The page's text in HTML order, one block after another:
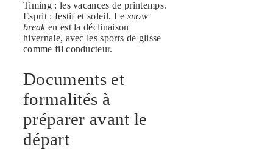
Timing : les vacances de printemps.
Esprit : festif et soleil. Le snow
breaken est la déclinaison
hivernale, avec les sports de glisse
comme fil conducteur.
Documents et
formalités à
préparer avant le
départ